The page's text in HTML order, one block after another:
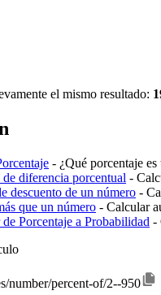
el mismo resultado:
- ¿Qué porcentaje
diferencia porcentual -
descuento de un número -
que un número - Calcular
Porcentaje a Probabilidad -
number/percent-of/2--950